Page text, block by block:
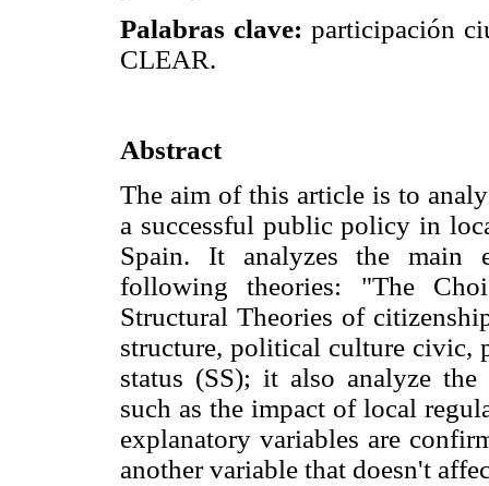
Palabras clave: participación
CLEAR.
Abstract
The aim of this article is to
a successful public policy in
Spain. It analyzes the main
following theories: "The
Structural Theories of
structure, political culture civic,
status (SS); it also analyze
such as the impact of local
explanatory variables are
another variable that doesn't